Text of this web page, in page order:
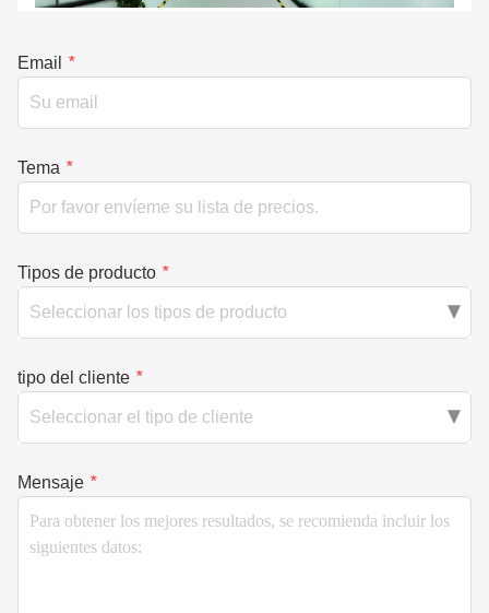
Email *
Tema *
Tipos de producto *
tipo del cliente *
Mensaje *